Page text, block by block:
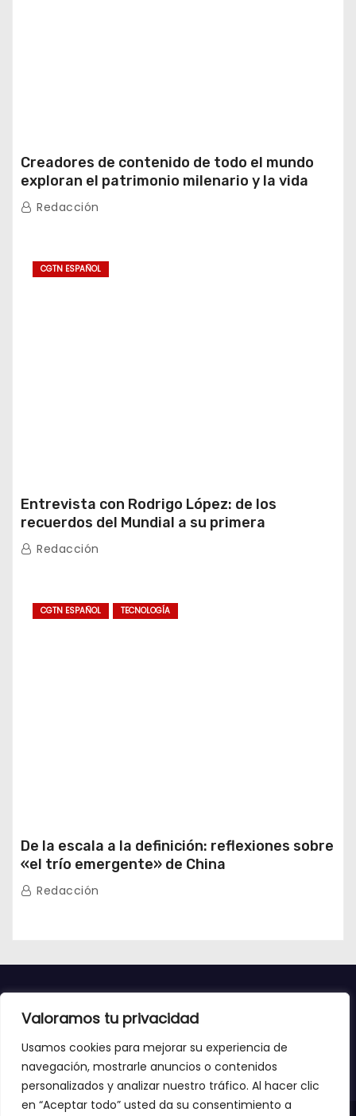
Valoramos tu privacidad
Usamos cookies para mejorar su experiencia de
navegación, mostrarle anuncios o contenidos
personalizados y analizar nuestro tráfico. Al hacer clic
en “Aceptar todo” usted da su consentimiento a
Creadores de contenido de todo el mundo
exploran el patrimonio milenario y la vida
moderna de Xinjiang
Redacción
CGTN ESPAÑOL
Entrevista con Rodrigo López: de los
recuerdos del Mundial a su primera
experiencia en China
Redacción
CGTN ESPAÑOL TECNOLOGÍA
De la escala a la definición: reflexiones sobre
«el trío emergente» de China
Redacción